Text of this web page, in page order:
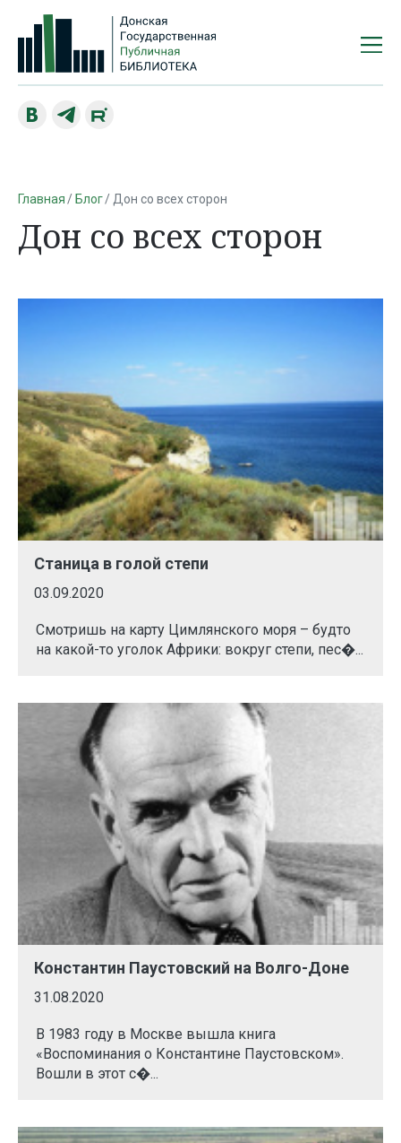
Главная Блог Дон со всех сторон
Дон со всех сторон
Станица в голой степи
03.09.2020
Смотришь на карту Цимлянского моря – будто
на какой-то уголок Африки: вокруг степи, пес�...
Константин Паустовский на Волго-Доне
31.08.2020
В 1983 году в Москве вышла книга
«Воспоминания о Константине Паустовском».
Вошли в этот с�...